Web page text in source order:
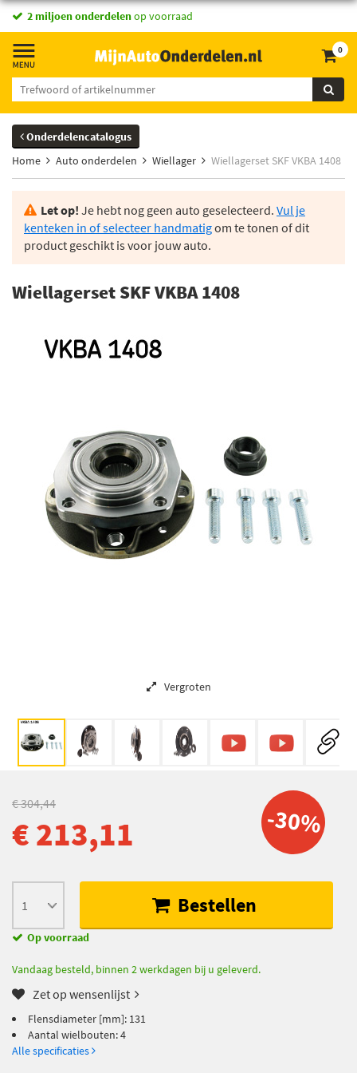
2 miljoen onderdelenop voorraad
0
Onderdelencatalogus
Home
Auto onderdelen Wiellager Wiellagerset SKF VKBA 1408
Let op! Je hebt nog geen auto geselecteerd. Vul je
kenteken in of selecteer handmatigom te tonen of dit
product geschikt is voor jouw auto.
Wiellagerset SKF VKBA 1408
Vergroten
-30%
€ 304,44
€ 213,11
Bestellen
Op voorraad
Vandaag besteld, binnen 2 werkdagen bij u geleverd.
Zet op wensenlijst
Flensdiameter [mm]: 131
Aantal wielbouten: 4
Alle specificaties